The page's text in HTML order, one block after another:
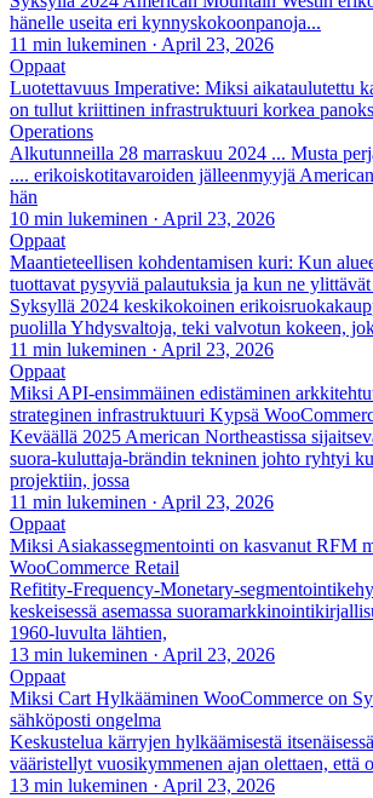
hänelle useita eri kynnyskokoonpanoja...
11 min lukeminen · April 23, 2026
Oppaat
Luotettavuus Imperative: Miksi aikataulutettu
on tullut kriittinen infrastruktuuri korkea
Operations
Alkutunneilla 28 marraskuu 2024 ... Musta
.... erikoiskotitavaroiden jälleenmyyjä
hän
10 min lukeminen · April 23, 2026
Oppaat
Maantieteellisen kohdentamisen kuri: Kun
tuottavat pysyviä palautuksia ja kun ne
Syksyllä 2024 keskikokoinen
puolilla Yhdysvaltoja, teki valvotun kokeen,
11 min lukeminen · April 23, 2026
Oppaat
Miksi API-ensimmäinen edistäminen
strateginen infrastruktuuri Kypsä
Keväällä 2025 American Northeastissa
suora-kuluttaja-brändin tekninen johto ryhtyi
projektiin, jossa
11 min lukeminen · April 23, 2026
Oppaat
Miksi Asiakassegmentointi on kasvanut RFM
WooCommerce Retail
Refitity-Frequency-Monetary-
keskeisessä asemassa
1960-luvulta lähtien,
13 min lukeminen · April 23, 2026
Oppaat
Miksi Cart Hylkääminen WooCommerce on
sähköposti ongelma
Keskustelua kärryjen hylkäämisestä
vääristellyt vuosikymmenen ajan olettaen, että
13 min lukeminen · April 23, 2026